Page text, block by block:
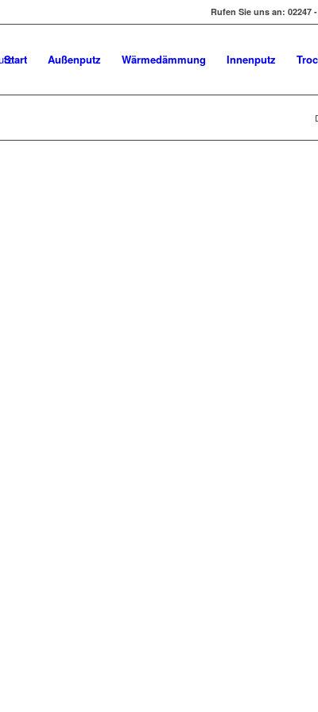
Rufen Sie uns an: 02247
Start Außenputz Wärmedämmung Innenputz